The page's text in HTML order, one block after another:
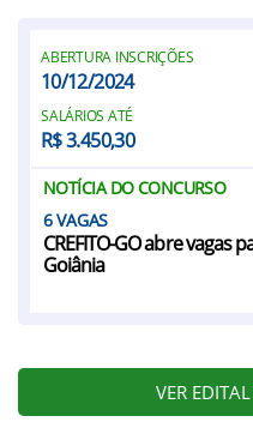
ABERTURA INSCRIÇÕES
10/12/2024
SALÁRIOS ATÉ
R$ 3.450,30
NOTÍCIA DO CONCURSO
6
CREFITO-GO abre vagas
Goiânia
VER